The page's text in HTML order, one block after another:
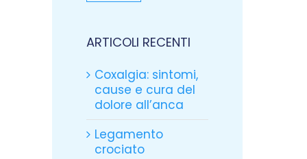
ARTICOLI RECENTI
Coxalgia: sintomi,
cause e cura del
dolore all’anca
Legamento
crociato